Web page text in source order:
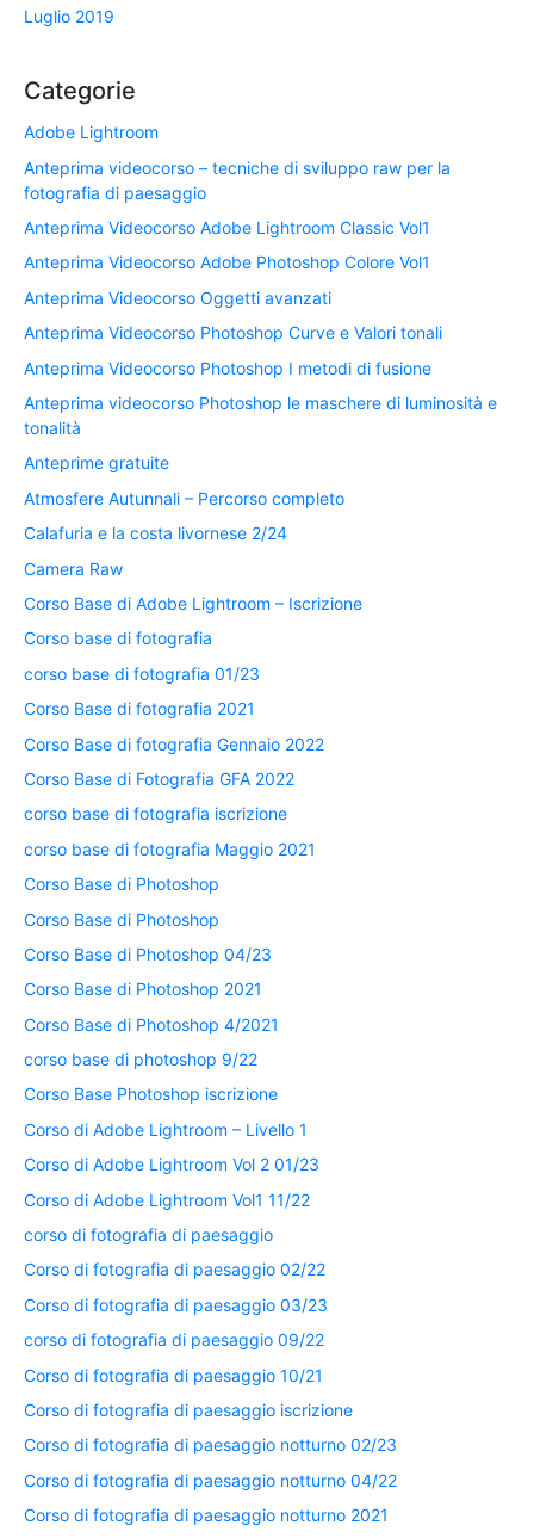
Luglio 2019
Categorie
Adobe Lightroom
Anteprima videocorso – tecniche di sviluppo raw per la
fotografia di paesaggio
Anteprima Videocorso Adobe Lightroom Classic Vol1
Anteprima Videocorso Adobe Photoshop Colore Vol1
Anteprima Videocorso Oggetti avanzati
Anteprima Videocorso Photoshop Curve e Valori tonali
Anteprima Videocorso Photoshop I metodi di fusione
Anteprima videocorso Photoshop le maschere di luminosità e
tonalità
Anteprime gratuite
Atmosfere Autunnali – Percorso completo
Calafuria e la costa livornese 2/24
Camera Raw
Corso Base di Adobe Lightroom – Iscrizione
Corso base di fotografia
corso base di fotografia 01/23
Corso Base di fotografia 2021
Corso Base di fotografia Gennaio 2022
Corso Base di Fotografia GFA 2022
corso base di fotografia iscrizione
corso base di fotografia Maggio 2021
Corso Base di Photoshop
Corso Base di Photoshop
Corso Base di Photoshop 04/23
Corso Base di Photoshop 2021
Corso Base di Photoshop 4/2021
corso base di photoshop 9/22
Corso Base Photoshop iscrizione
Corso di Adobe Lightroom – Livello 1
Corso di Adobe Lightroom Vol 2 01/23
Corso di Adobe Lightroom Vol1 11/22
corso di fotografia di paesaggio
Corso di fotografia di paesaggio 02/22
Corso di fotografia di paesaggio 03/23
corso di fotografia di paesaggio 09/22
Corso di fotografia di paesaggio 10/21
Corso di fotografia di paesaggio iscrizione
Corso di fotografia di paesaggio notturno 02/23
Corso di fotografia di paesaggio notturno 04/22
Corso di fotografia di paesaggio notturno 2021